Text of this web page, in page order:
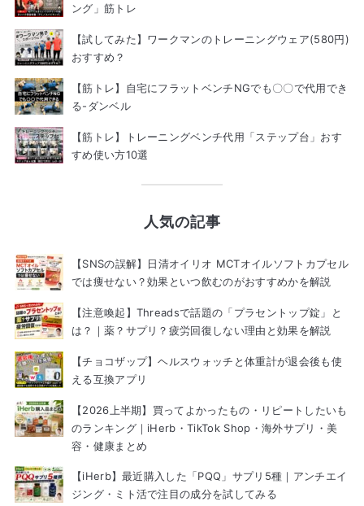
ング」筋トレ
【試してみた】ワークマンのトレーニングウェア(580円)
おすすめ？
【筋トレ】自宅にフラットベンチNGでも〇〇で代用でき
る-ダンベル
【筋トレ】トレーニングベンチ代用「ステップ台」おす
すめ使い方10選
人気の記事
【SNSの誤解】日清オイリオ MCTオイルソフトカプセル
では痩せない？効果といつ飲むのがおすすめかを解説
【注意喚起】Threadsで話題の「プラセントップ錠」と
は？｜薬？サプリ？疲労回復しない理由と効果を解説
【チョコザップ】ヘルスウォッチと体重計が退会後も使
える互換アプリ
【2026上半期】買ってよかったもの・リピートしたいも
のランキング｜iHerb・TikTok Shop・海外サプリ・美
容・健康まとめ
【iHerb】最近購入した「PQQ」サプリ5種｜アンチエイ
ジング・ミト活で注目の成分を試してみる